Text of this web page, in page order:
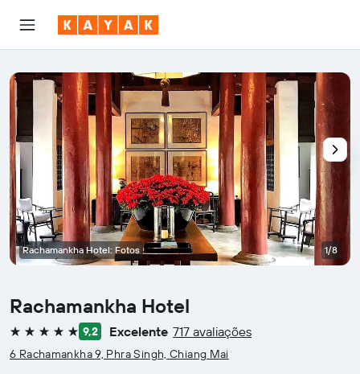
Rachamankha Hotel
5 estrelas 9,2 Excelente 717 avaliações
6 Rachamankha 9, Phra Singh, Chiang Mai
Rachamankha Hotel: Fotos 1/8